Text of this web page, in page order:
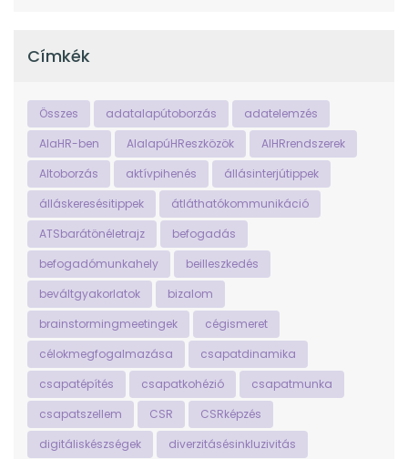
Címkék
Összes adatalapútoborzás
adatelemzés
AIaHR-ben
AIalapúHReszközök
AIHRrendszerek
AItoborzás
aktívpihenés
állásinterjútippek
álláskeresésitippek
átláthatókommunikáció
ATSbarátönéletrajz
befogadás
befogadómunkahely
beilleszkedés
beváltgyakorlatok
bizalom
brainstormingmeetingek
cégismeret
célokmegfogalmazása
csapatdinamika
csapatépítés
csapatkohézió
csapatmunka
csapatszellem
CSR
CSRképzés
digitáliskészségek
diverzitásésinkluzivitás